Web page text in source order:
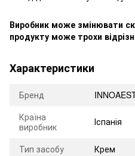
Виробник може змінювати
продукту може трохи
Характеристики
Бренд
Країна
виробник
Іспанія
Тип засобу Крем